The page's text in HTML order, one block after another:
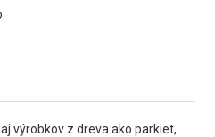
výrobkov z dreva ako parkiet,